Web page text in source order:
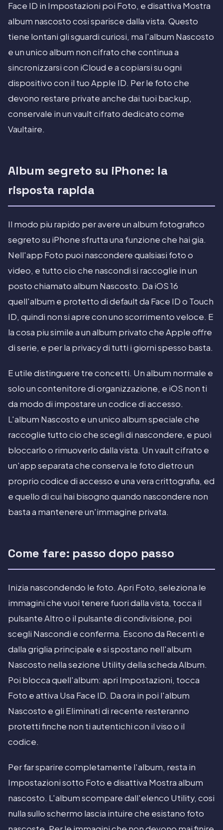
Face ID in Impostazioni poi Foto, e disattiva Mostra
album nascosto cosi sparisce dalla vista. Questo
tiene lontani gli sguardi curiosi, ma l'album Nascosto
e un unico album non cifrato che continua a
sincronizzarsi con iCloud e a copiarsi su ogni
dispositivo con il tuo Apple ID. Per le foto che
devono restare private anche dai tuoi backup,
conservale in un vault cifrato dedicato come
Vaultaire.
Album segreto su iPhone: la
risposta rapida
Il modo piu rapido per avere un album fotografico
segreto su iPhone sfrutta una funzione che hai gia.
Nell'app Foto puoi nascondere qualsiasi foto o
video, e tutto cio che nascondi si raccoglie in un
posto chiamato album Nascosto. Da iOS 16
quell'album e protetto di default da Face ID o Touch
ID, quindi non si apre con uno scorrimento veloce. E
la cosa piu simile a un album privato che Apple offre
di serie, e per la privacy di tutti i giorni spesso basta.
E utile distinguere tre concetti. Un album normale e
solo un contenitore di organizzazione, e iOS non ti
da modo di impostare un codice di accesso.
L'album Nascosto e un unico album speciale che
raccoglie tutto cio che scegli di nascondere, e puoi
bloccarlo o rimuoverlo dalla vista. Un vault cifrato e
un'app separata che conserva le foto dietro un
proprio codice di accesso e una vera crittografia, ed
e quello di cui hai bisogno quando nascondere non
basta a mantenere un'immagine privata.
Come fare: passo dopo passo
Inizia nascondendo le foto. Apri Foto, seleziona le
immagini che vuoi tenere fuori dalla vista, tocca il
pulsante Altro o il pulsante di condivisione, poi
scegli Nascondi e conferma. Escono da Recenti e
dalla griglia principale e si spostano nell'album
Nascosto nella sezione Utility della scheda Album.
Poi blocca quell'album: apri Impostazioni, tocca
Foto e attiva Usa Face ID. Da ora in poi l'album
Nascosto e gli Eliminati di recente resteranno
protetti finche non ti autentichi con il viso o il
codice.
Per far sparire completamente l'album, resta in
Impostazioni sotto Foto e disattiva Mostra album
nascosto. L'album scompare dall'elenco Utility, cosi
nulla sullo schermo lascia intuire che esistano foto